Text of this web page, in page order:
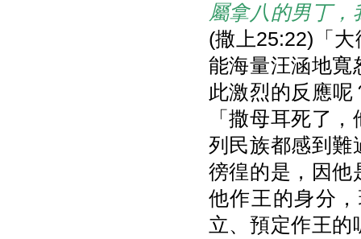
屬拿八的男丁
(撒上25:22)「
能海量汪涵地寬
此激烈的反應
「撒母耳死了
列民族都感到難
徬徨的是，因他
他作王的身分
立、預定作王的